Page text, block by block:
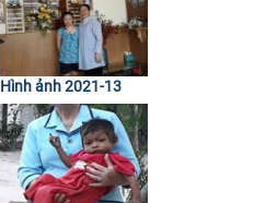
Hình ảnh 2021-13